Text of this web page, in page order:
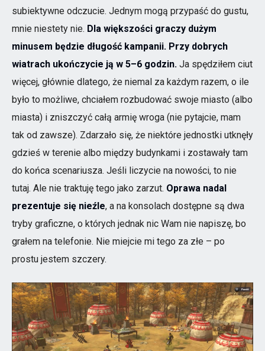
subiektywne odczucie. Jednym mogą przypaść do gustu,
mnie niestety nie. Dla większości graczy dużym
minusem będzie długość kampanii. Przy dobrych
wiatrach ukończycie ją w 5–6 godzin. Ja spędziłem ciut
więcej, głównie dlatego, że niemal za każdym razem, o ile
było to możliwe, chciałem rozbudować swoje miasto (albo
miasta) i zniszczyć całą armię wroga (nie pytajcie, mam
tak od zawsze). Zdarzało się, że niektóre jednostki utknęły
gdzieś w terenie albo między budynkami i zostawały tam
do końca scenariusza. Jeśli liczycie na nowości, to nie
tutaj. Ale nie traktuję tego jako zarzut. Oprawa nadal
prezentuje się nieźle, a na konsolach dostępne są dwa
tryby graficzne, o których jednak nic Wam nie napiszę, bo
grałem na telefonie. Nie miejcie mi tego za złe – po
prostu jestem szczery.